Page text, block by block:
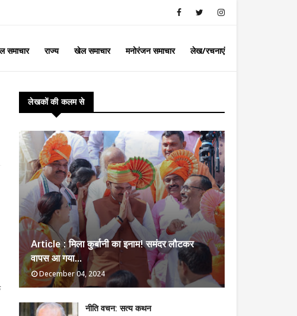
समाचार राज्य खेल समाचार मनोरंजन समाचार लेख/रचनाएं
लेखकों की कलम से
Article : मिला कुर्बानी का इनाम! समंदर लौटकर
वापस आ गया...
December 04, 2024
​नीति वचन: सत्य कथन